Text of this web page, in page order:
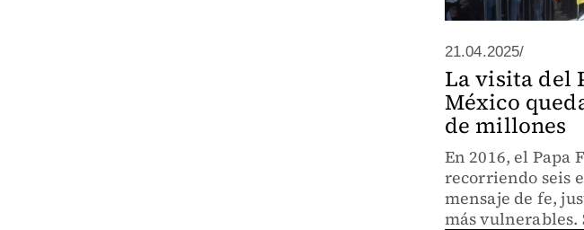
21.04.2025/
La visita del
México
de millones
En 2016, el Papa
recorriendo seis
mensaje de fe,
más vulnerables.